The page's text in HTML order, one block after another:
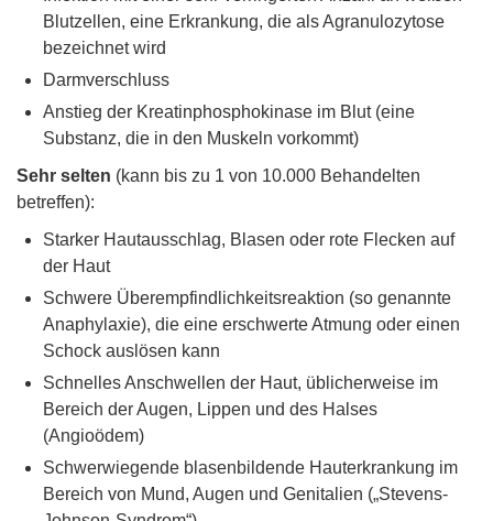
Blutzellen, eine Erkrankung, die als Agranulozytose
bezeichnet wird
Darmverschluss
Anstieg der Kreatinphosphokinase im Blut (eine
Substanz, die in den Muskeln vorkommt)
Sehr selten (kann bis zu 1 von 10.000 Behandelten
betreffen):
Starker Hautausschlag, Blasen oder rote Flecken auf
der Haut
Schwere Überempfindlichkeitsreaktion (so genannte
Anaphylaxie), die eine erschwerte Atmung oder einen
Schock auslösen kann
Schnelles Anschwellen der Haut, üblicherweise im
Bereich der Augen, Lippen und des Halses
(Angioödem)
Schwerwiegende blasenbildende Hauterkrankung im
Bereich von Mund, Augen und Genitalien („Stevens-